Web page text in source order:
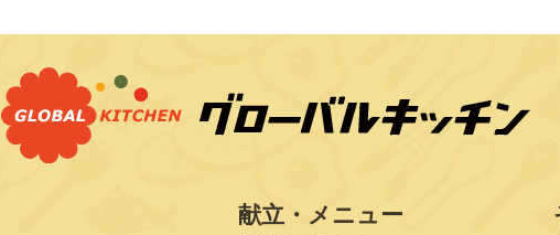
献立・メニュー